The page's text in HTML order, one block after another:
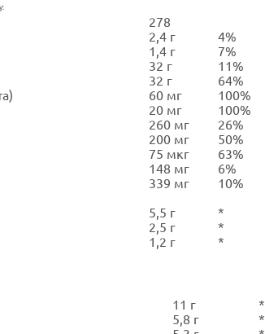
278
2,4 г
4%
1,4 г
7%
32 г
11%
32 г
64%
60 мг
100%
20 мг
100%
260 мг
26%
200 мг
50%
75 мкг
63%
148 мг
6%
339 мг
10%
5,5 г
*
2,5 г
*
1,2 г *
11 г
*
5,8 г
*